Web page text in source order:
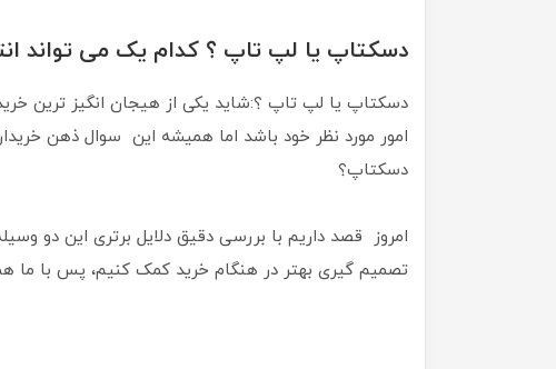
دسکتاپ یا لپ تاپ ؟ کدام یک می تواند
دسکتاپ یا لپ تاپ ؟:شاید یکی از هیجان انگیز ترین
امور مورد نظر خود باشد اما همیشه این سوال ذهن
دسکتاپ؟
امروز قصد داریم با بررسی دقیق دلایل برتری این دو
تصمیم گیری بهتر در هنگام خرید کمک کنیم، پس با ما